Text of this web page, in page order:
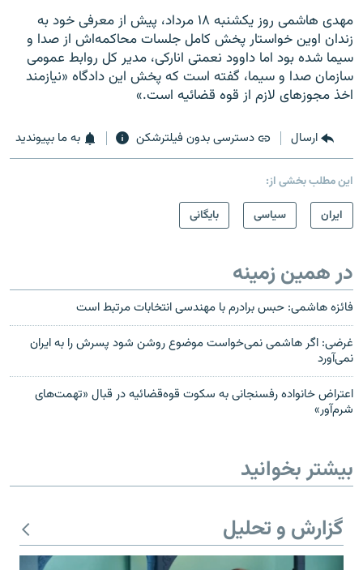
مهدی هاشمی روز یکشنبه ۱۸ مرداد، پیش از معرفی خود به
زندان اوین خواستار پخش کامل جلسات محاکمه‌اش از صدا و
سیما شده بود اما داوود نعمتی انارکی، مدیر کل روابط عمومی
سازمان صدا و سیما، گفته است که پخش این دادگاه «نیازمند
اخذ مجوزهای لازم از قوه قضائیه است.»
ارسال دسترسی بدون فیلترشکن به ما بپیوندید
این مطلب بخشی از:
ايران
سیاسی بایگانی
در همین زمینه
فائزه هاشمی: حبس برادرم با مهندسی انتخابات مرتبط است
غرضی: اگر هاشمی نمی‌خواست موضوع روشن شود پسرش را به ایران
نمی‌آورد
اعتراض خانواده ‌رفسنجانی به سکوت قوه‌قضائیه در قبال «تهمت‌های
شرم‌آور»
بیشتر بخوانید
گزارش و تحلیل